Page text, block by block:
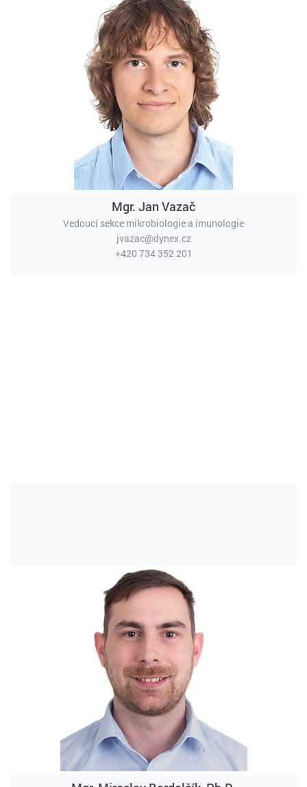
Mgr. Jan Vazač
Vedoucí sekce mikrobiologie a imunologie
jvazac@dynex.cz
+420 734 352 201